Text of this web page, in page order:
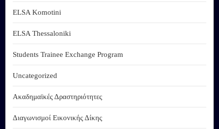
ELSA Komotini
ELSA Thessaloniki
Students Trainee Exchange Program
Uncategorized
Ακαδημαϊκές Δραστηριότητες
Διαγωνισμοί Εικονικής Δίκης